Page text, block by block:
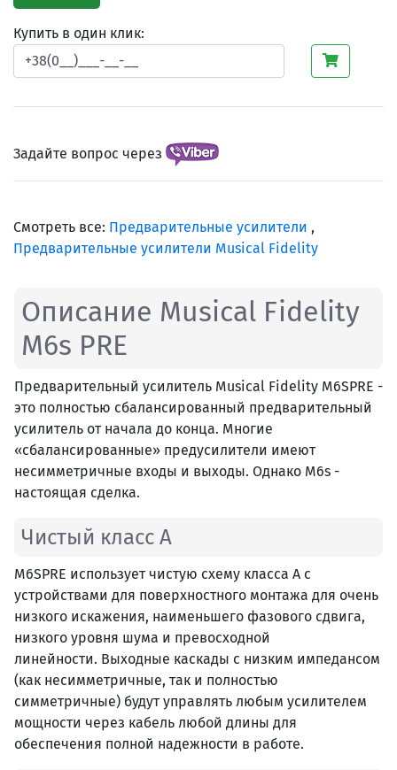
Купить в один клик:
Задайте вопрос через
Смотреть все: Предварительные усилители ,
Предварительные усилители Musical Fidelity
Описание Musical Fidelity
M6s PRE
Предварительный усилитель Musical Fidelity M6SPRE -
это полностью сбалансированный предварительный
усилитель от начала до конца. Многие
«сбалансированные» предусилители имеют
несимметричные входы и выходы. Однако M6s -
настоящая сделка.
Чистый класс A
M6SPRE использует чистую схему класса A с
устройствами для поверхностного монтажа для очень
низкого искажения, наименьшего фазового сдвига,
низкого уровня шума и превосходной
линейности. Выходные каскады с низким импедансом
(как несимметричные, так и полностью
симметричные) будут управлять любым усилителем
мощности через кабель любой длины для
обеспечения полной надежности в работе.